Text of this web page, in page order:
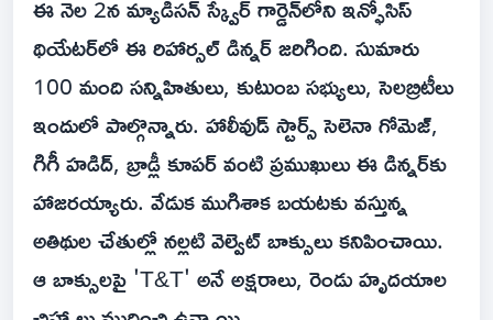
ఈ నెల‌ 2న మ్యాడిసన్ స్క్వేర్ గార్డెన్‌లోని ఇన్ఫోసిస్
థియేటర్‌లో ఈ రిహార్సల్ డిన్నర్ జరిగింది. సుమారు
100 మంది సన్నిహితులు, కుటుంబ సభ్యులు, సెలబ్రిటీలు
ఇందులో పాల్గొన్నారు. హాలీవుడ్ స్టార్స్ సెలెనా గోమెజ్,
గిగీ హడిద్, బ్రాడ్లీ కూపర్ వంటి ప్రముఖులు ఈ డిన్నర్‌కు
హాజరయ్యారు. వేడుక ముగిశాక బయటకు వస్తున్న
అతిథుల చేతుల్లో నల్లటి వెల్వెట్ బాక్సులు కనిపించాయి.
ఆ బాక్సులపై 'T&T' అనే అక్షరాలు, రెండు హృదయాల